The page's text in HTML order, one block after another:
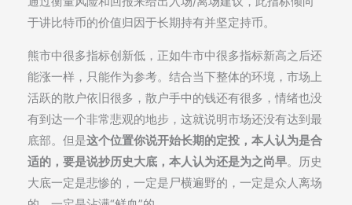
于讲比特币的价值归因于长期持有并坚定持币。
熊市中很多指标创新低，正如牛市中很多指标新高之后还
能涨一样，只能作为参考。结合当下整体的环境，市场上
活跃的散户依旧很多，散户手中的钱还有很多，情绪也没
有到达一个非常悲观的地步，这就说明市场还没有达到最
底部。但是这个位置你说开始长期的定投，本人认为是合
适的，要是说抄历史大底，本人认为还是为之尚早。历史
大底一定是悲惨的，一定是尸横遍野的，一定是众人离场